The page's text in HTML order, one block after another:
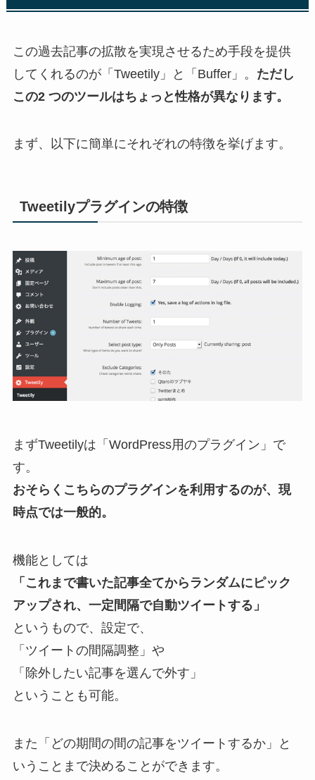
この過去記事の拡散を実現させるため手段を提供
してくれるのが「Tweetily」と「Buffer」。 ただし
この2 つのツールはちょっと性格が異なります。
まず、以下に簡単にそれぞれの特徴を挙げます。
Tweetilyプラグインの特徴
まずTweetilyは「WordPress用のプラグイン」で
す。
おそらくこちらのプラグインを利用するのが、現
時点では一般的。
機能としては
「これまで書いた記事全てからランダムにピック
アップされ、一定間隔で自動ツイートする」
というもので、設定で、
「ツイートの間隔調整」や
「除外したい記事を選んで外す」
ということも可能。
また「どの期間の間の記事をツイートするか」と
いうことまで決めることができます。